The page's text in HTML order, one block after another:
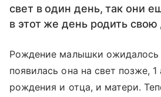
свет в один день, так они
в этот же день родить свою
Рождение малышки ожидалось
появилась она на свет позже, 1
рождения и отца, и матери.